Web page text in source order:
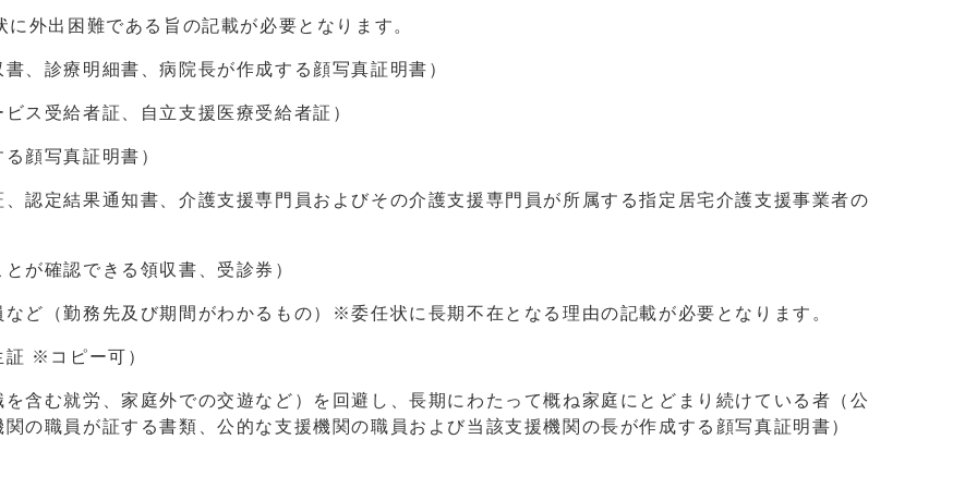
外出困難である旨の記載が必要となります。
、診療明細書、病院長が作成する顔写真証明書）
ス受給者証、自立支援医療受給者証）
顔写真証明書）
認定結果通知書、介護支援専門員およびその介護支援専門員が所属する指定居宅介護支援事業者の
が確認できる領収書、受診券）
ど（勤務先及び期間がわかるもの）※委任状に長期不在となる理由の記載が必要となります。
証 ※コピー可）
含む就労、家庭外での交遊など）を回避し、長期にわたって概ね家庭にとどまり続けている者（公
の職員が証する書類、公的な支援機関の職員および当該支援機関の長が作成する顔写真証明書）